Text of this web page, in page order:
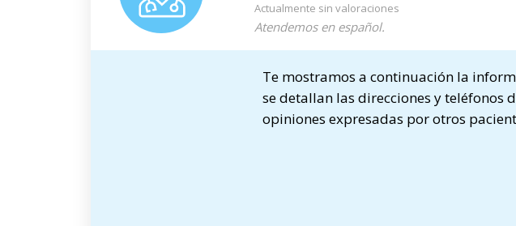
Actualmente sin valoraciones
Atendemos en español.
Te mostramos a continuación la
se detallan las direcciones y teléfonos
opiniones expresadas por otros